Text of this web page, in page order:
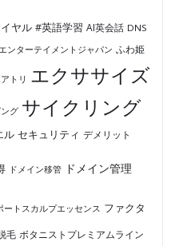
ヤル #英語学習 AI英会話 DNS
ンターテイメントジャパン ふわ姫
トリ エクササイズ
グ サイクリング
ル セキュリティ デメリット
ドメイン移管 ドメイン管理
ートスカルプエッセンス ファクタ
毛 ボタニストプレミアムライン